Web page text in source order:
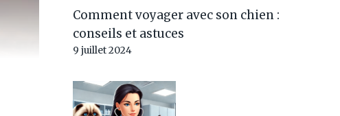
Comment voyager avec son chien :
conseils et astuces
9 juillet 2024